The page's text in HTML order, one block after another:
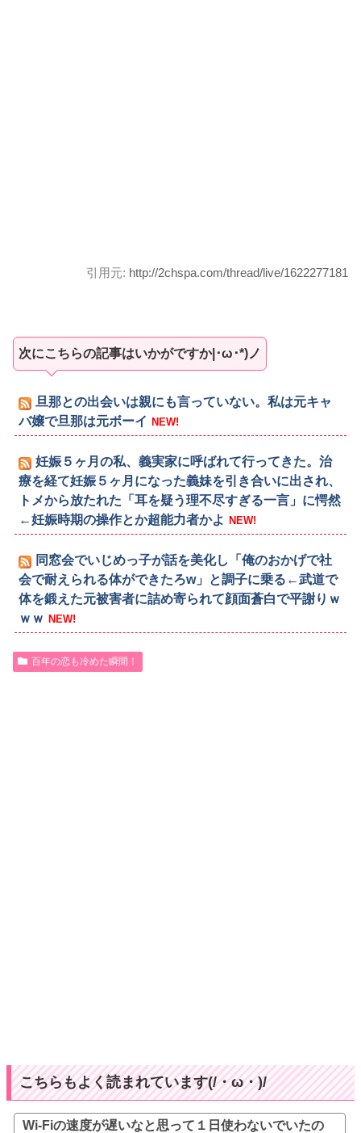
引用元: http://2chspa.com/thread/live/1622277181
次にこちらの記事はいかがですか|･ω･*)ノ
旦那との出会いは親にも言っていない。私は元キャ
バ嬢で旦那は元ボーイ NEW!
妊娠５ヶ月の私、義実家に呼ばれて行ってきた。治
療を経て妊娠５ヶ月になった義妹を引き合いに出され、
トメから放たれた「耳を疑う理不尽すぎる一言」に愕然
←妊娠時期の操作とか超能力者かよ
NEW!
同窓会でいじめっ子が話を美化し「俺のおかげで社
会で耐えられる体ができたろw」と調子に乗る←武道で
体を鍛えた元被害者に詰め寄られて顔面蒼白で平謝りｗ
ｗｗ NEW!
百年の恋も冷めた瞬間！
こちらもよく読まれています(/・ω・)/
Wi-Fiの速度が遅いなと思って１日使わないでいたの